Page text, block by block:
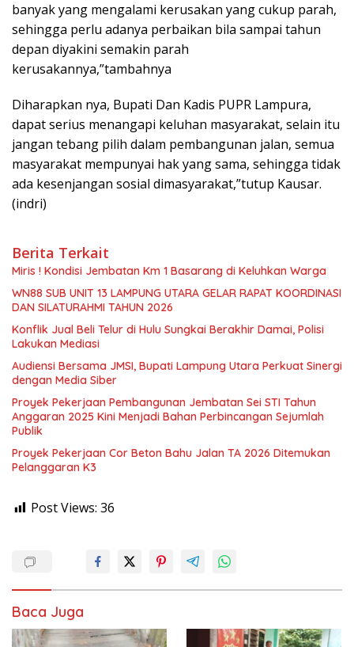
banyak yang mengalami kerusakan yang cukup parah,
sehingga perlu adanya perbaikan bila sampai tahun
depan diyakini semakin parah
kerusakannya,”tambahnya
Diharapkan nya, Bupati Dan Kadis PUPR Lampura,
dapat serius menangapi keluhan masyarakat, selain itu
jangan tebang pilih dalam pembangunan jalan, semua
masyarakat mempunyai hak yang sama, sehingga tidak
ada kesenjangan sosial dimasyarakat,”tutup Kausar.
(indri)
Berita Terkait
Miris ! Kondisi Jembatan Km 1 Basarang di Keluhkan Warga
WN88 SUB UNIT 13 LAMPUNG UTARA GELAR RAPAT KOORDINASI
DAN SILATURAHMI TAHUN 2026
Konflik Jual Beli Telur di Hulu Sungkai Berakhir Damai, Polisi
Lakukan Mediasi
Audiensi Bersama JMSI, Bupati Lampung Utara Perkuat Sinergi
dengan Media Siber
Proyek Pekerjaan Pembangunan Jembatan Sei STI Tahun
Anggaran 2025 Kini Menjadi Bahan Perbincangan Sejumlah
Publik
Proyek Pekerjaan Cor Beton Bahu Jalan TA 2026 Ditemukan
Pelanggaran K3
Post Views: 36
Baca Juga